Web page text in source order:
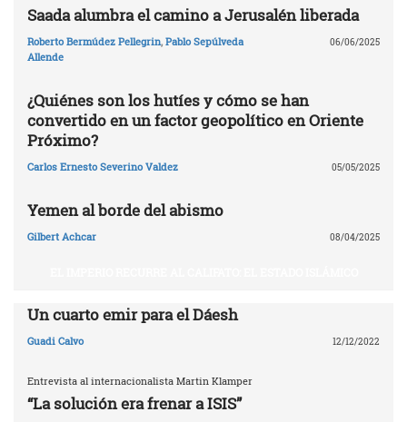
Saada alumbra el camino a Jerusalén liberada
Roberto Bermúdez Pellegrin, Pablo Sepúlveda
Allende
06/06/2025
¿Quiénes son los hutíes y cómo se han
convertido en un factor geopolítico en Oriente
Próximo?
Carlos Ernesto Severino Valdez 05/05/2025
Yemen al borde del abismo
Gilbert Achcar 08/04/2025
Un cuarto emir para el Dáesh
Guadi Calvo 12/12/2022
Entrevista al internacionalista Martin Klamper
“La solución era frenar a ISIS”